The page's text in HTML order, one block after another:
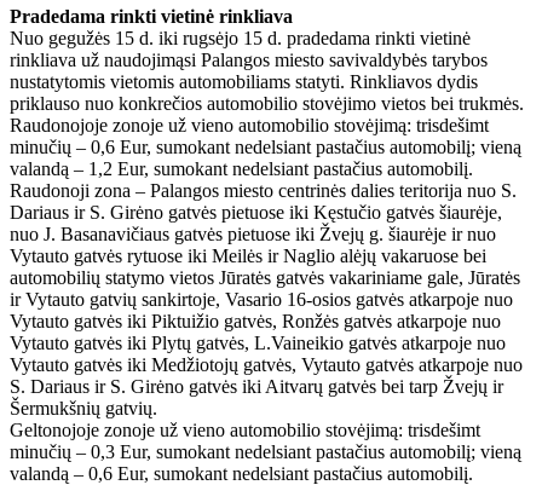
Pradedama rinkti vietinė rinkliava
Nuo gegužės 15 d. iki rugsėjo 15 d. pradedama rinkti vietinė
rinkliava už naudojimąsi Palangos miesto savivaldybės tarybos
nustatytomis vietomis automobiliams statyti. Rinkliavos dydis
priklauso nuo konkrečios automobilio stovėjimo vietos bei trukmės.
Raudonojoje zonoje už vieno automobilio stovėjimą: trisdešimt
minučių – 0,6 Eur, sumokant nedelsiant pastačius automobilį; vieną
valandą – 1,2 Eur, sumokant nedelsiant pastačius automobilį.
Raudonoji zona – Palangos miesto centrinės dalies teritorija nuo S.
Dariaus ir S. Girėno gatvės pietuose iki Kęstučio gatvės šiaurėje,
nuo J. Basanavičiaus gatvės pietuose iki Žvejų g. šiaurėje ir nuo
Vytauto gatvės rytuose iki Meilės ir Naglio alėjų vakaruose bei
automobilių statymo vietos Jūratės gatvės vakariniame gale, Jūratės
ir Vytauto gatvių sankirtoje, Vasario 16-osios gatvės atkarpoje nuo
Vytauto gatvės iki Piktuižio gatvės, Ronžės gatvės atkarpoje nuo
Vytauto gatvės iki Plytų gatvės, L.Vaineikio gatvės atkarpoje nuo
Vytauto gatvės iki Medžiotojų gatvės, Vytauto gatvės atkarpoje nuo
S. Dariaus ir S. Girėno gatvės iki Aitvarų gatvės bei tarp Žvejų ir
Šermukšnių gatvių.
Geltonojoje zonoje už vieno automobilio stovėjimą: trisdešimt
minučių – 0,3 Eur, sumokant nedelsiant pastačius automobilį; vieną
valandą – 0,6 Eur, sumokant nedelsiant pastačius automobilį.